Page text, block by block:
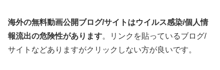
海外の無料動画公開ブログ/サイトはウイルス感染/個人情
報流出の危険性があります。リンクを貼っているブログ/
サイトなどありますがクリックしない方が良いです。